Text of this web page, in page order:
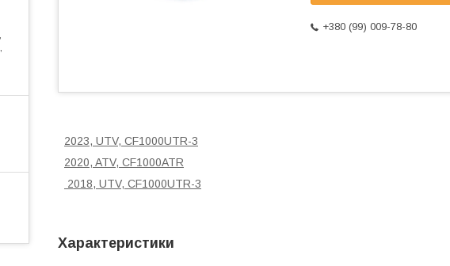
+380 (99) 009-78-80
2023, UTV, CF1000UTR-3
2020, ATV, CF1000ATR
2018, UTV, CF1000UTR-3
Характеристики